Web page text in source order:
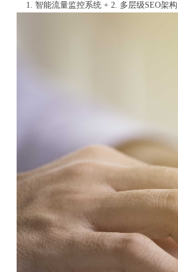
1. 智能流量监控系统 + 2. 多层级SEO架